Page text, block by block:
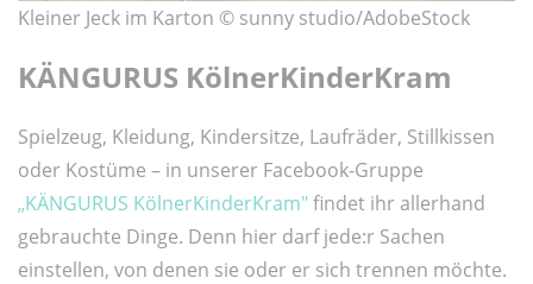
Kleiner Jeck im Karton © sunny studio/AdobeStock
KÄNGURUS KölnerKinderKram
Spielzeug, Kleidung, Kindersitze, Laufräder, Stillkissen
oder Kostüme – in unserer Facebook-Gruppe
„KÄNGURUS KölnerKinderKram"findet ihr allerhand
gebrauchte Dinge. Denn hier darf jede:r Sachen
einstellen, von denen sie oder er sich trennen möchte.